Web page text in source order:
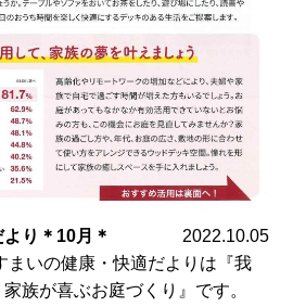
り＊10月＊
2022.10.05
まいの健康・快適だよりは『我
族が喜ぶお庭づくり』です。